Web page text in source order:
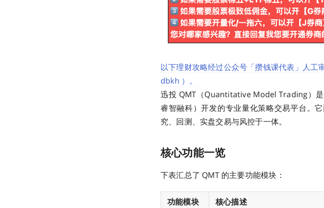
以下理财攻略经过公众号「攒钱课代表」人
dbkh ）。
迅投 QMT（Quantitative Model Trading）
睿智融科）开发的专业量化策略交易平台。
究、回测、实盘交易与风控于一体。
核心功能一览
下表汇总了 QMT 的主要功能模块：
功能模块
核心描述